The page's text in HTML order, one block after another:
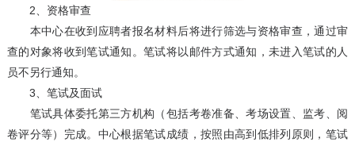
2、资格审查
本中心在收到应聘者报名材料后将进行筛选与资格审查，通过审
查的对象将收到笔试通知。笔试将以邮件方式通知，未进入笔试的人
员不另行通知。
3、笔试及面试
笔试具体委托第三方机构（包括考卷准备、考场设置、监考、阅
卷评分等）完成。中心根据笔试成绩，按照由高到低排列原则，笔试